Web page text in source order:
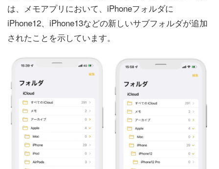
は、メモアプリにおいて、iPhoneフォルダに
iPhone12、iPhone13などの新しいサブフォルダが追加
されたことを示しています。